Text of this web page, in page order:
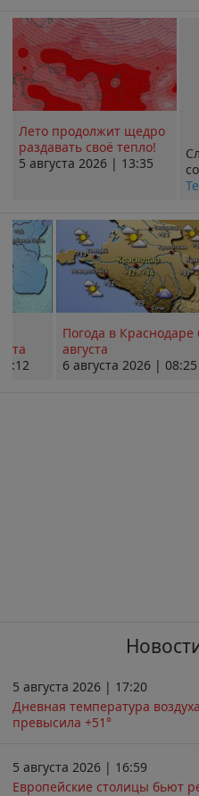
Лето продолжит щедро
раздавать своё тепло!
5 августа 2026 | 13:35
Погода в Краснодаре
августа
6 августа 2026 | 08:25
5 августа 2026 | 17:20
Дневная температура
превысила +51°
5 августа 2026 | 16:59
Европейские столицы бьют